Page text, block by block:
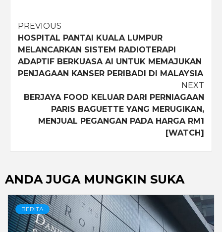
Post
navigation
PREVIOUS
HOSPITAL PANTAI KUALA LUMPUR
MELANCARKAN SISTEM RADIOTERAPI
ADAPTIF BERKUASA AI UNTUK MEMAJUKAN
PENJAGAAN KANSER PERIBADI DI MALAYSIA
NEXT
BERJAYA FOOD KELUAR DARI PERNIAGAAN
PARIS BAGUETTE YANG MERUGIKAN,
MENJUAL PEGANGAN PADA HARGA RM1
[WATCH]
ANDA JUGA MUNGKIN SUKA
BERITA